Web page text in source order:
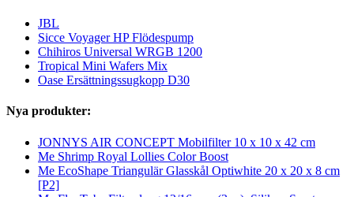
JBL
Sicce Voyager HP Flödespump
Chihiros Universal WRGB 1200
Tropical Mini Wafers Mix
Oase Ersättningssugkopp D30
Nya produkter:
JONNYS AIR CONCEPT Mobilfilter 10 x 10 x 42 cm
Me Shrimp Royal Lollies Color Boost
Me EcoShape Triangulär Glasskål Optiwhite 20 x 20 x 8 cm
[P2]